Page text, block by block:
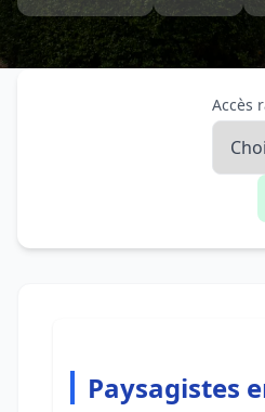
Accès
Paysagistes